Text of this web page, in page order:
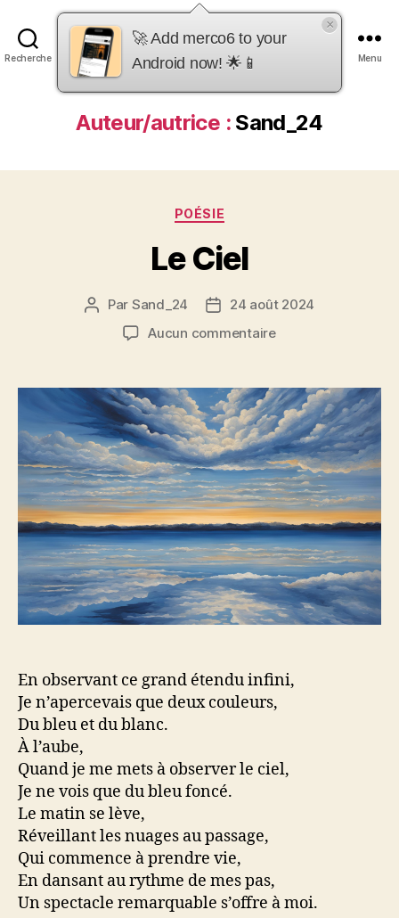
Recherche
merco6
Menu
Auteur/autrice : Sand_24
Catégories
POÉSIE
Le Ciel
Auteur
l’article
Par Sand_24
Date24 août 2024
Aucun commentairesur
En observant ce grand étendu infini,
Je n’apercevais que deux couleurs,
Du bleu et du blanc.
À l’aube,
Quand je me mets à observer le ciel,
Je ne vois que du bleu foncé.
Le matin se lève,
Réveillant les nuages au passage,
Qui commence à prendre vie,
En dansant au rythme de mes pas,
Un spectacle remarquable s’offre à moi.
🚀 Add merco6 to your
Android now! 🌟📱
×